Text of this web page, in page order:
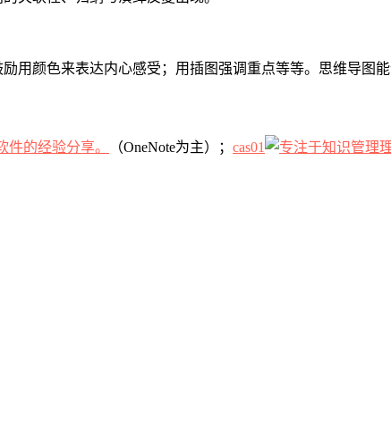
用颜色来表达内心感受；用插图强调重点等等。思维导图
（OneNote为主）； cas01